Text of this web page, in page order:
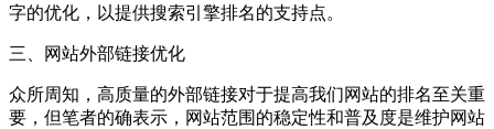
字的优化，以提供搜索引擎排名的支持点。
三、网站外部链接优化
众所周知，高质量的外部链接对于提高我们网站的排名至关重
要，但笔者的确表示，网站范围的稳定性和普及度是维护网站